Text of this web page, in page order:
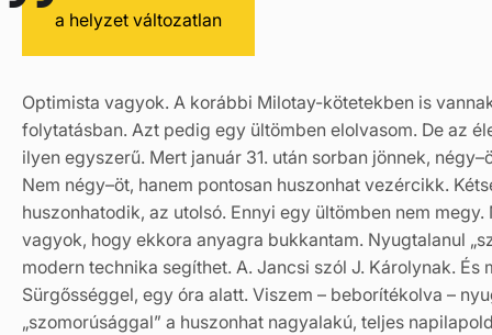
a helyzet változatlan
Optimista vagyok. A korábbi Milotay-kötetekben is
folytatásban. Azt pedig egy ültömben elolvasom. De az
ilyen egyszerű. Mert január 31. után sorban jönnek,
Nem négy–öt, hanem pontosan huszonhat vezércikk.
huszonhatodik, az utolsó. Ennyi egy ültömben nem
vagyok, hogy ekkora anyagra bukkantam. Nyugtalanul
modern technika segíthet. A. Jancsi szól J. Károlynak.
Sürgősséggel, egy óra alatt. Viszem – beborítékolva –
„szomorúsággal” a huszonhat nagyalakú, teljes